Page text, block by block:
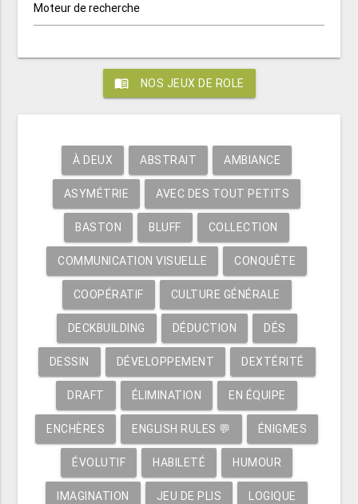
Moteur de recherche
menu_book NOS JEUX DE ROLE
À DEUX ABSTRAIT AMBIANCE
ASYMÉTRIE AVEC DES TOUT PETITS
BASTON BLUFF COLLECTION
COMMUNICATION VISUELLE CONQUÊTE
COOPÉRATIF CULTURE GÉNÉRALE
DECKBUILDING DÉDUCTION DÉS
DESSIN DÉVELOPPEMENT DEXTÉRITÉ
DRAFT ÉLIMINATION EN ÉQUIPE
ENCHÈRES ENGLISH RULES 💬 ÉNIGMES
ÉVOLUTIF HABILETÉ HUMOUR
IMAGINATION JEU DE PLIS LOGIQUE